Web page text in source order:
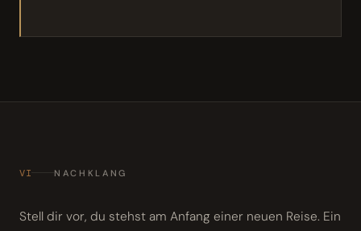
VI NACHKLANG
Stell dir vor, du stehst am Anfang einer neuen Reise. Ein